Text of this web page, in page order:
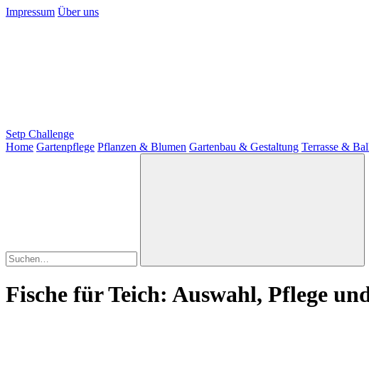
Impressum Über uns
Setp Challenge
Home Gartenpflege Pflanzen & Blumen Gartenbau & Gestaltung Terrasse &
Fische für Teich: Auswahl, Pflege